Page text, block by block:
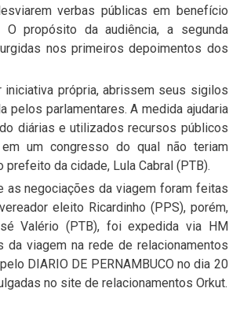
verbas públicas em benefício
propósito da audiência, a segunda
nos primeiros depoimentos dos
própria, abrissem seus sigilos
parlamentares. A medida ajudaria
diárias e utilizados recursos públicos
um congresso do qual não teriam
da cidade, Lula Cabral (PTB).
as negociações da viagem foram feitas
eleito Ricardinho (PPS), porém,
Valério (PTB), foi expedida via HM
viagem na rede de relacionamentos
DIARIO DE PERNAMBUCO no dia 20
no site de relacionamentos Orkut.